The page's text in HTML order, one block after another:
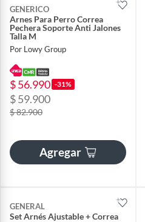
GENERICO
Arnes Para Perro Correa
Pechera Soporte Anti Jalones
Talla M
Por Lowy Group
$ 56.990 -31%
$ 59.900
$ 82.900
Agregar
GENERAL
Set Arnés Ajustable + Correa